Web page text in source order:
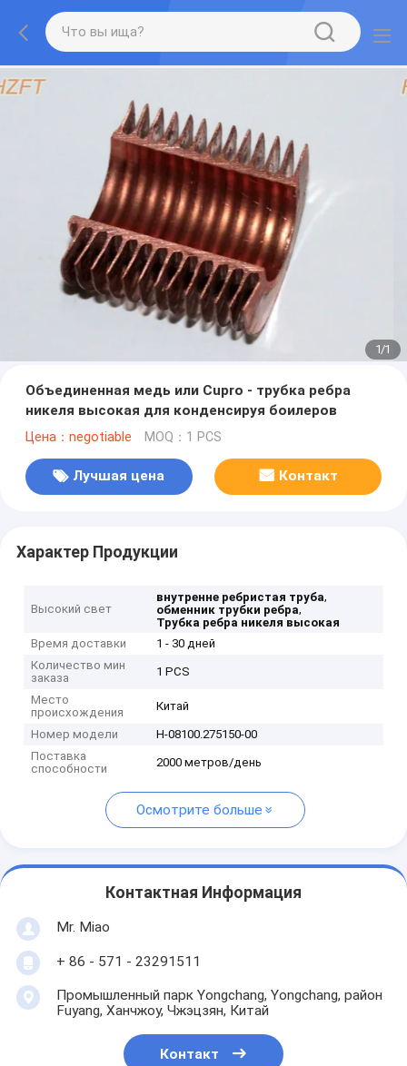
1/1
Объединенная медь или Cupro - трубка ребра
никеля высокая для конденсируя боилеров
Цена：negotiable MOQ：1 PCS
Лучшая цена Контакт
Характер Продукции
Высокий свет
внутренне ребристая труба,
обменник трубки ребра,
Трубка ребра никеля высокая
Время доставки
1 - 30 дней
Количество мин
заказа
1 PCS
Место
происхождения
Китай
Номер модели
H-08100.275150-00
Поставка
способности
2000 метров/день
Осмотрите больше
Контактная Информация
Mr. Miao
+ 86 - 571 - 23291511
Промышленный парк Yongchang, Yongchang, район
Fuyang, Ханчжоу, Чжэцзян, Китай
Контакт